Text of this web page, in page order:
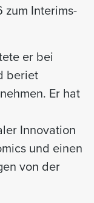
Interims-
er bei
beriet
Er hat
Innovation
und einen
von der